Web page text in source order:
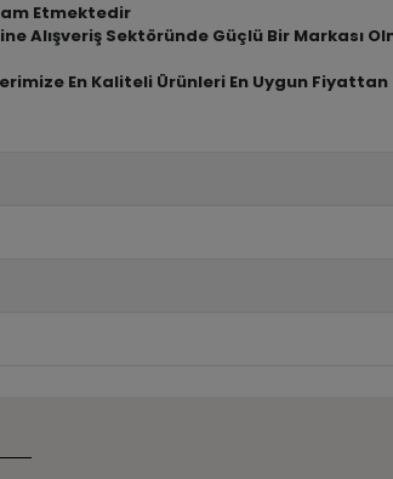
Etmektedir
Alışveriş Sektöründe Güçlü Bir Markası
En Kaliteli Ürünleri En Uygun Fiyattan